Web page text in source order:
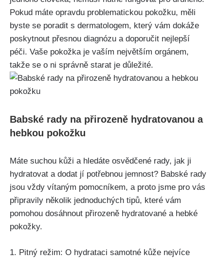
Pokud máte opravdu ⁢problematickou pokožku, měli
byste se ​poradit s dermatologem, který vám dokáže
poskytnout přesnou diagnózu a doporučit nejlepší‌
péči. Vaše pokožka je vaším největším orgánem,
takže ⁢se ‍o ni správně starat je důležité.
Babské⁢ rady⁢ na přirozeně hydratovanou a
hebkou ‌pokožku
Máte suchou kůži a​ hledáte osvědčené rady, jak‌ ji
hydratovat a dodat jí potřebnou jemnost? Babské ⁣rady
jsou vždy vítaným pomocníkem, a ‍proto jsme pro ‌vás
připravily ⁤několik jednoduchých tipů, které vám
pomohou ‌dosáhnout‍ přirozeně hydratované ⁤a hebké
pokožky.
1. Pitný režim: O hydrataci ⁤samotné kůže‍ nejvíce⁤